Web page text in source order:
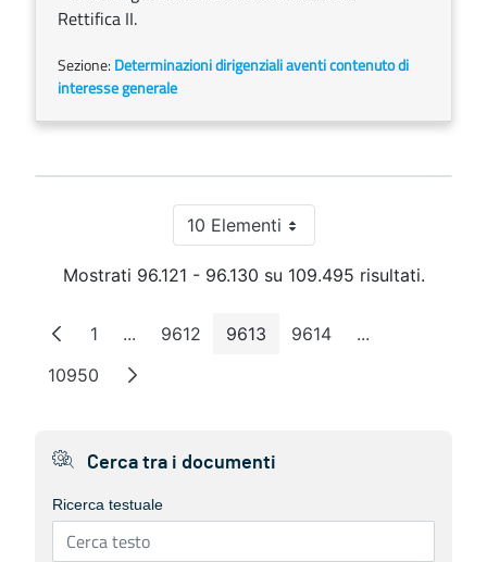
Rettifica II.
Sezione: Determinazioni dirigenziali aventi contenuto di
interesse generale
10 ElementiPer pagina
Mostrati 96.121 - 96.130 su 109.495 risultati.
Pagina
1 ...Pagine intermedie
Pagina
9612 Pagina
9613 Pagina
9614 ...Pagine
Pagina
10950
Cerca tra i documenti
Ricerca testuale